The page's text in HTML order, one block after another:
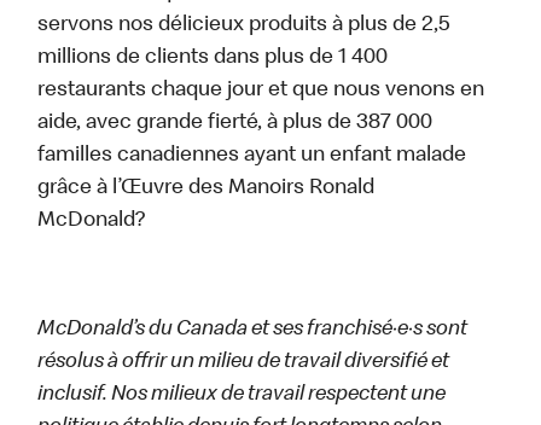
servons nos délicieux produits à plus de 2,5
millions de clients dans plus de 1 400
restaurants chaque jour et que nous venons en
aide, avec grande fierté, à plus de 387 000
familles canadiennes ayant un enfant malade
grâce à l’Œuvre des Manoirs Ronald
McDonald?
McDonald’s du Canada et ses franchisé·e·s sont
résolus à offrir un milieu de travail diversifié et
inclusif. Nos milieux de travail respectent une